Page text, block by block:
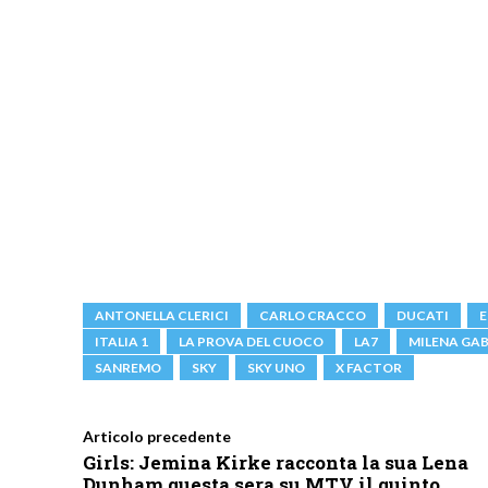
ANTONELLA CLERICI CARLO CRACCO DUCATI
ITALIA 1
LA PROVA DEL CUOCO LA7
MILENA
SANREMO
SKY SKY UNO X FACTOR
Articolo precedente
Girls: Jemina Kirke racconta la sua Lena